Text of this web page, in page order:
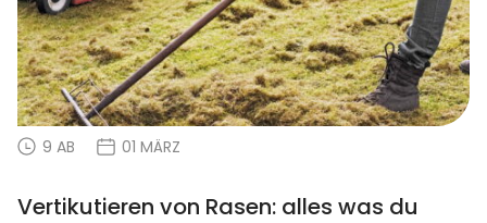
9 AB 01 MÄRZ
Vertikutieren von Rasen: alles was du